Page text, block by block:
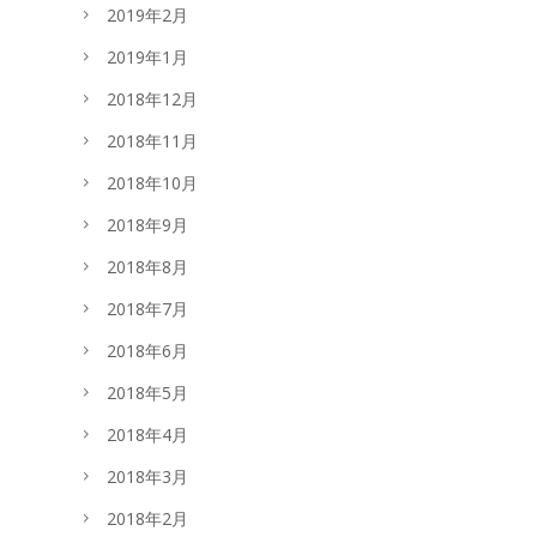
2019年2月
2019年1月
2018年12月
2018年11月
2018年10月
2018年9月
2018年8月
2018年7月
2018年6月
2018年5月
2018年4月
2018年3月
2018年2月